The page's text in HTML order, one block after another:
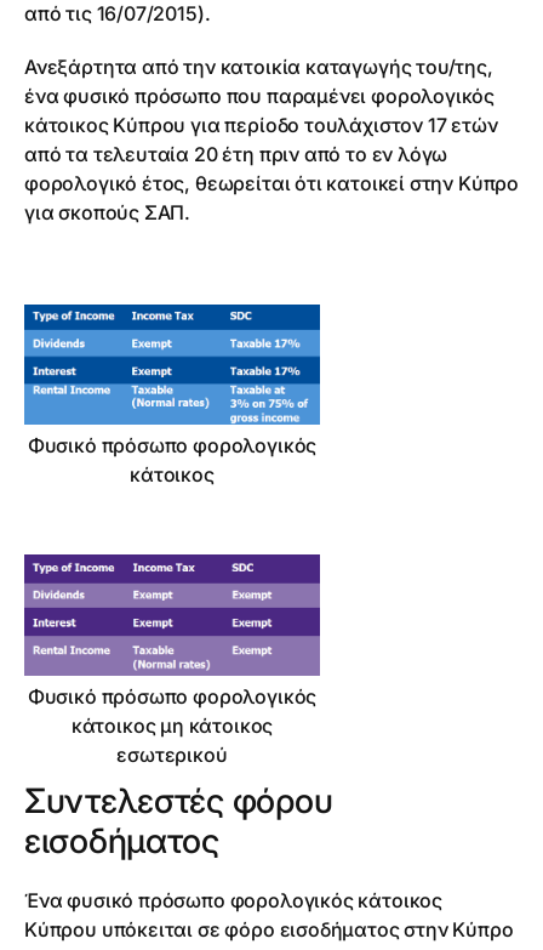
από τις 16/07/2015).
Ανεξάρτητα από την κατοικία καταγωγής του/της,
ένα φυσικό πρόσωπο που παραμένει φορολογικός
κάτοικος Κύπρου για περίοδο τουλάχιστον 17 ετών
από τα τελευταία 20 έτη πριν από το εν λόγω
φορολογικό έτος, θεωρείται ότι κατοικεί στην Κύπρο
για σκοπούς ΣΑΠ.
Φυσικό πρόσωπο φορολογικός
κάτοικος
Φυσικό πρόσωπο φορολογικός
κάτοικος μη κάτοικος
εσωτερικού
Συντελεστές φόρου
εισοδήματος
Ένα φυσικό πρόσωπο φορολογικός κάτοικος
Κύπρου υπόκειται σε φόρο εισοδήματος στην Κύπρο